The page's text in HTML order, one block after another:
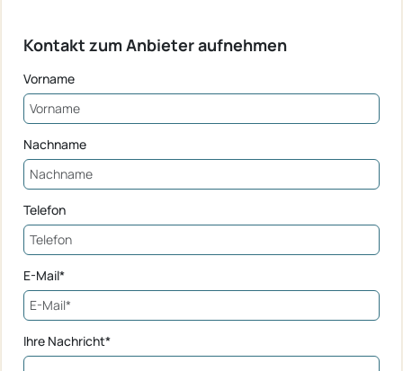
Kontakt zum Anbieter aufnehmen
Vorname
Nachname
Telefon
E-Mail*
Ihre Nachricht*